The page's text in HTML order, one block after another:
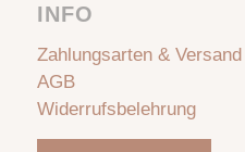
INFO
Zahlungsarten & Versand
AGB
Widerrufsbelehrung